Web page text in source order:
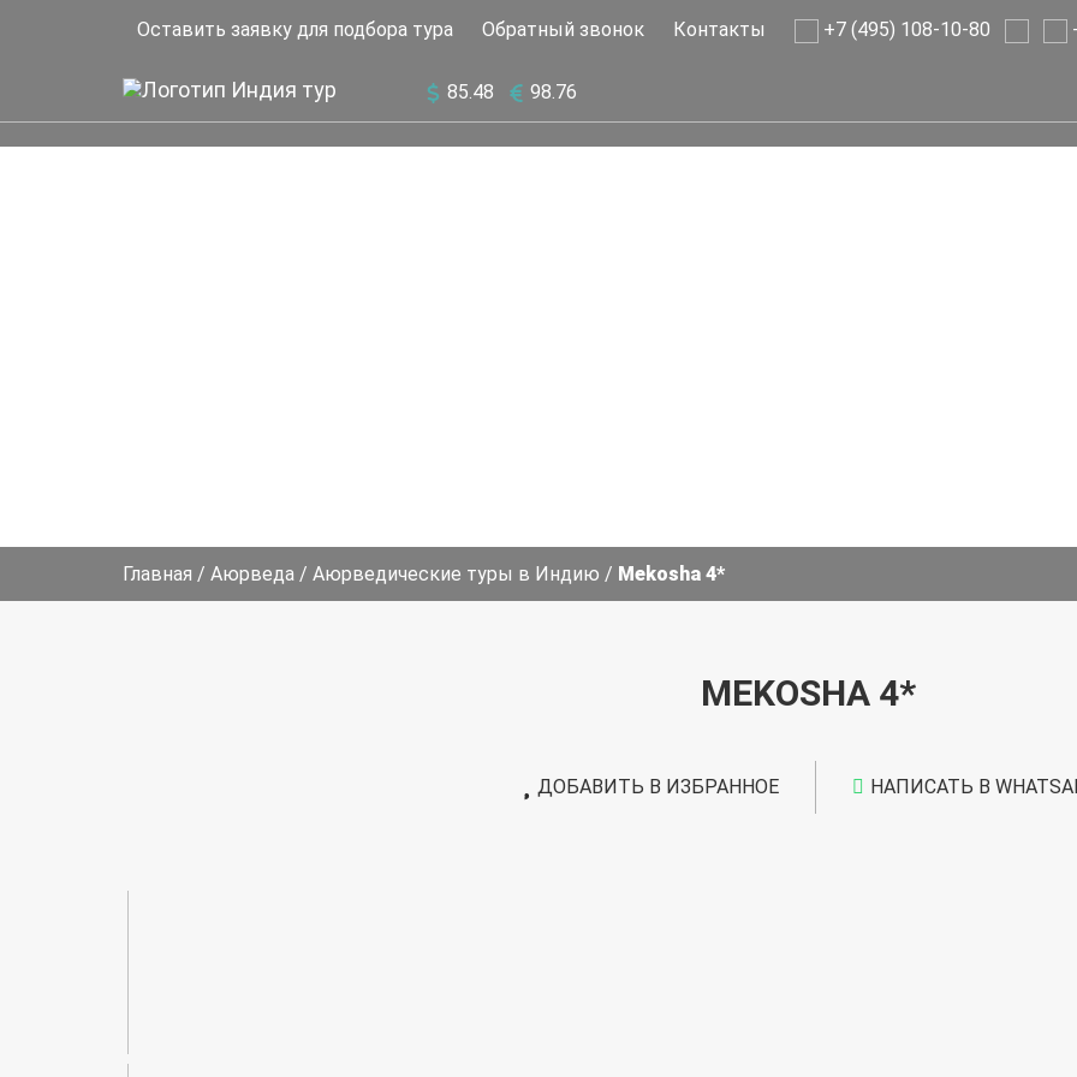
Оставить заявку для подбора тура Обратный звонок Контакты +7 (495) 108-10-80
85.48 98.76
Главная / Аюрведа / Аюрведические туры в Индию / Mekosha 4*
MEKOSHA 4*
ДОБАВИТЬ В ИЗБРАННОЕ
НАПИСАТЬ В